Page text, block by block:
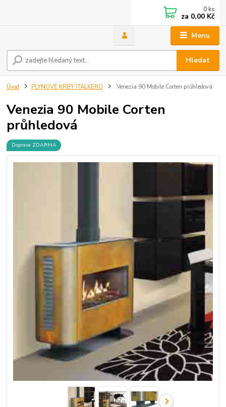
Menu
Hledat
0 ks
za 0,00 Kč
Úvod PLYNOVÉ KRBY ITALKERO Venezia 90 Mobile Corten průhledová
Venezia 90 Mobile Corten
průhledová
Doprava ZDARMA